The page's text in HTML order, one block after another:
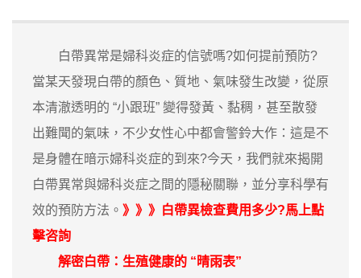
白帶異常是婦科炎症的信號嗎?如何提前預防?
當某天發現白帶的顏色、質地、氣味發生改變，從原
本清澈透明的 “小跟班” 變得發黃、黏稠，甚至散發
出難聞的氣味，不少女性心中都會警鈴大作：這是不
是身體在暗示婦科炎症的到來?今天，我們就來揭開
白帶異常與婦科炎症之間的隱秘關聯，並分享科學有
效的預防方法。 》》》白帶異檢查費用多少?馬上點
擊咨詢
解密白帶：生殖健康的 “晴雨表”